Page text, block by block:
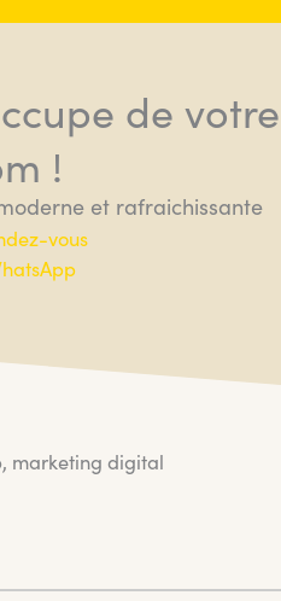
de votre
!
et rafraichissante
vous
marketing digital